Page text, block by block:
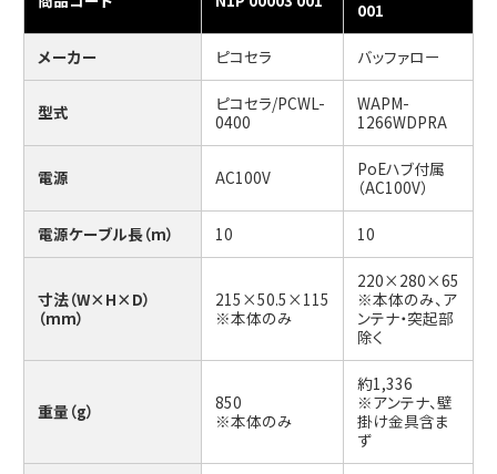
001
メーカー ピコセラ バッファロー
型式
ピコセラ/PCWL-
0400
WAPM-
1266WDPRA
電源 AC100V
PoEハブ付属
（AC100V）
電源ケーブル長（m） 10 10
寸法（W×H×D）
（mm）
215×50.5×115
※本体のみ
220×280×65
※本体のみ、ア
ンテナ・突起部
除く
重量（g）
850
※本体のみ
約1,336
※アンテナ、壁
掛け金具含ま
ず